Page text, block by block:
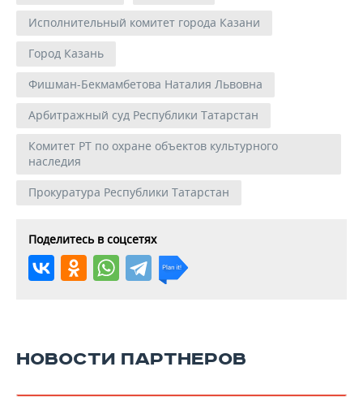
Исполнительный комитет города Казани
Город Казань
Фишман-Бекмамбетова Наталия Львовна
Арбитражный суд Республики Татарстан
Комитет РТ по охране объектов культурного
наследия
Прокуратура Республики Татарстан
Поделитесь в соцсетях
НОВОСТИ ПАРТНЕРОВ